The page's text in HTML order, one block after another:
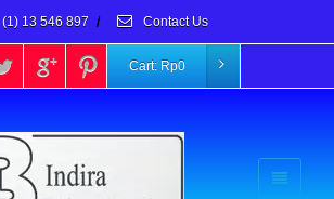
(1) 13 546 897 / Contact Us
Cart: Rp0